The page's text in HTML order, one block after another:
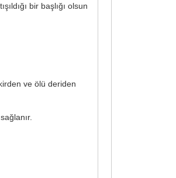
bir başlığı olsun
ve ölü deriden